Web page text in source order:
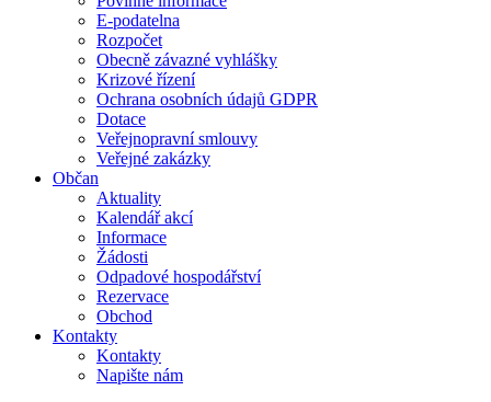
E-podatelna
Rozpočet
Obecně závazné vyhlášky
Krizové řízení
Ochrana osobních údajů GDPR
Dotace
Veřejnopravní smlouvy
Veřejné zakázky
Občan
Aktuality
Kalendář akcí
Informace
Žádosti
Odpadové hospodářství
Rezervace
Obchod
Kontakty
Kontakty
Napište nám